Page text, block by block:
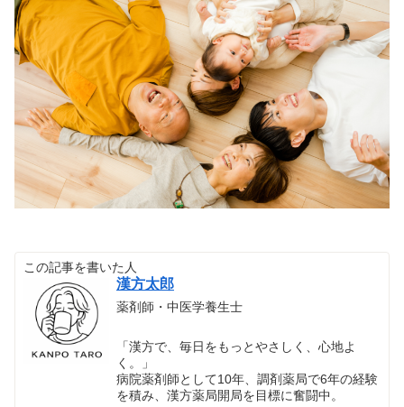
この記事を書いた人
漢方太郎
薬剤師・中医学養生士
「漢方で、毎日をもっとやさしく、心地よ
く。」
病院薬剤師として10年、調剤薬局で6年の経験
を積み、漢方薬局開局を目標に奮闘中。